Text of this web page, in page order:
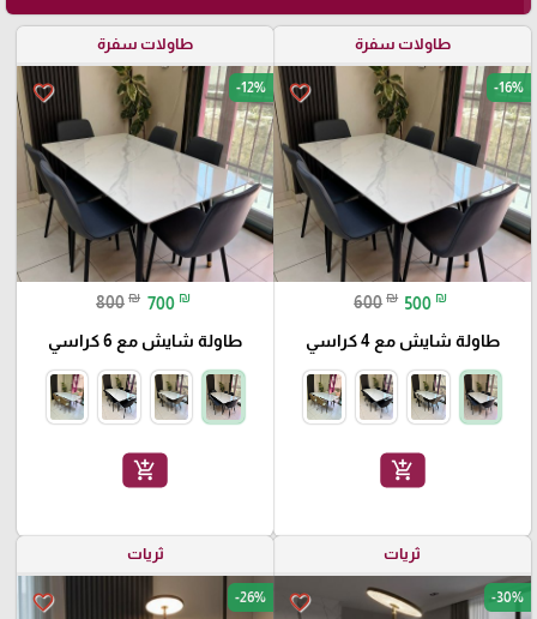
طاولات سفرة
favorite_border -16%
600 ₪ 500 ₪
طاولة شايش مع 4 كراسي
add_shopping_cart
طاولات سفرة
favorite_border -12%
800 ₪ 700 ₪
طاولة شايش مع 6 كراسي
add_shopping_cart
ثريات
favorite_border -30%
ثريات
favorite_border -26%